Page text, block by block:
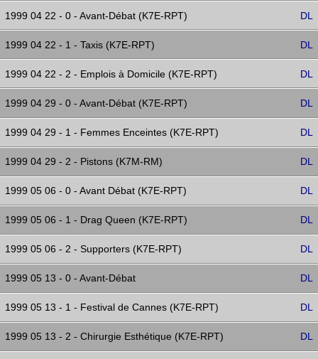
1999 04 22 - 0 - Avant-Débat (K7E-RPT) DL
1999 04 22 - 1 - Taxis (K7E-RPT) DL
1999 04 22 - 2 - Emplois à Domicile (K7E-RPT) DL
1999 04 29 - 0 - Avant-Débat (K7E-RPT) DL
1999 04 29 - 1 - Femmes Enceintes (K7E-RPT) DL
1999 04 29 - 2 - Pistons (K7M-RM) DL
1999 05 06 - 0 - Avant Débat (K7E-RPT) DL
1999 05 06 - 1 - Drag Queen (K7E-RPT) DL
1999 05 06 - 2 - Supporters (K7E-RPT) DL
1999 05 13 - 0 - Avant-Débat DL
1999 05 13 - 1 - Festival de Cannes (K7E-RPT) DL
1999 05 13 - 2 - Chirurgie Esthétique (K7E-RPT) DL